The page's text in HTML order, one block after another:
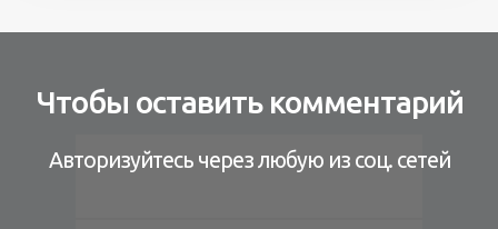
Чтобы оставить комментарий
Авторизуйтесь через любую из соц. сетей